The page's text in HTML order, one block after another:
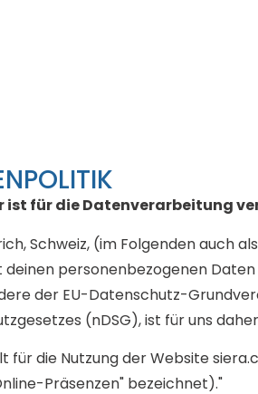
ist für die Datenverarbeitung
Schweiz, (im Folgenden auch
personenbezogenen
der EU-Datenschutz-
(nDSG), ist für uns
die Nutzung der Website
Präsenzen" bezeichnet)."